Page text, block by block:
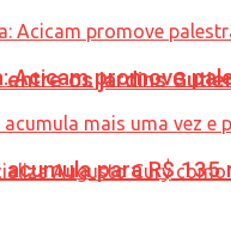
entre os jardins
Acicam promove
acumula para R$